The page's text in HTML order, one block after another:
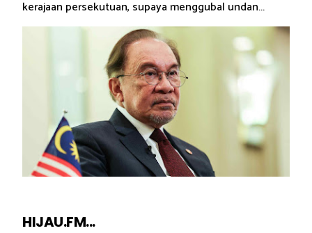
kerajaan persekutuan, supaya menggubal undan...
HIJAU.FM...